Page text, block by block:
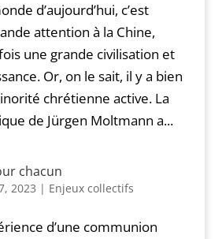
d’aujourd’hui, c’est
attention à la Chine,
une grande civilisation et
Or, on le sait, il y a bien
chrétienne active. La
de Jürgen Moltmann a...
chacun
2023 | Enjeux collectifs
d’une communion